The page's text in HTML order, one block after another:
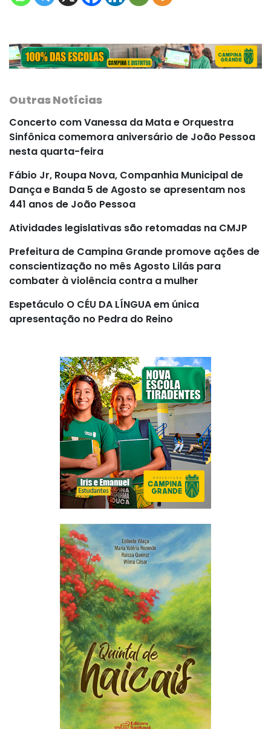
Outras Notícias
Concerto com Vanessa da Mata e Orquestra
Sinfônica comemora aniversário de João Pessoa
nesta quarta-feira
Fábio Jr, Roupa Nova, Companhia Municipal de
Dança e Banda 5 de Agosto se apresentam nos
441 anos de João Pessoa
Atividades legislativas são retomadas na CMJP
Prefeitura de Campina Grande promove ações de
conscientização no mês Agosto Lilás para
combater à violência contra a mulher
Espetáculo O CÉU DA LÍNGUA em única
apresentação no Pedra do Reino